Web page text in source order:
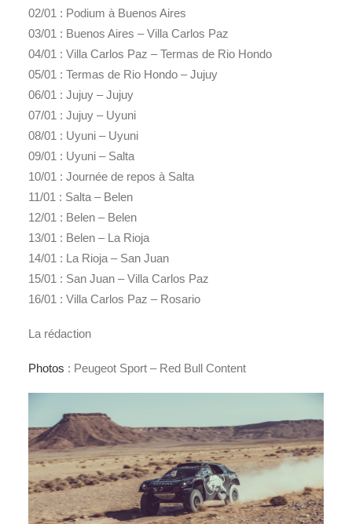
02/01 : Podium à Buenos Aires
03/01 : Buenos Aires – Villa Carlos Paz
04/01 : Villa Carlos Paz – Termas de Rio Hondo
05/01 : Termas de Rio Hondo – Jujuy
06/01 : Jujuy – Jujuy
07/01 : Jujuy – Uyuni
08/01 : Uyuni – Uyuni
09/01 : Uyuni – Salta
10/01 : Journée de repos à Salta
11/01 : Salta – Belen
12/01 : Belen – Belen
13/01 : Belen – La Rioja
14/01 : La Rioja – San Juan
15/01 : San Juan – Villa Carlos Paz
16/01 : Villa Carlos Paz – Rosario
La rédaction
Photos : Peugeot Sport – Red Bull Content